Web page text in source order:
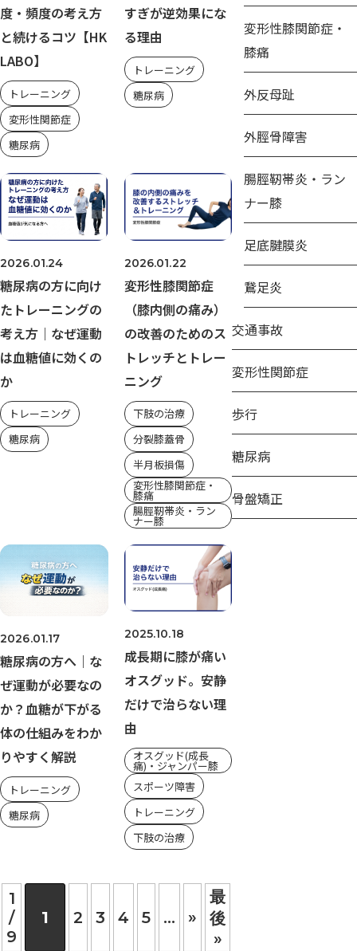
度・頻度の考え方
と続けるコツ【HK
LABO】
トレーニング
変形性関節症
糖尿病
すぎが逆効果にな
る理由
トレーニング
糖尿病
2026.01.24
糖尿病の方に向け
たトレーニングの
考え方｜なぜ運動
は血糖値に効くの
か
トレーニング
糖尿病
2026.01.22
変形性膝関節症
（膝内側の痛み）
の改善のためのス
トレッチとトレー
ニング
下肢の治療
分裂膝蓋骨
半月板損傷
変形性膝関節症・
膝痛
腸脛靭帯炎・ラン
ナー膝
2026.01.17
糖尿病の方へ｜な
ぜ運動が必要なの
か？血糖が下がる
体の仕組みをわか
りやすく解説
トレーニング
糖尿病
2025.10.18
成長期に膝が痛い
オスグッド。安静
だけで治らない理
由
オスグッド(成長
痛)・ジャンパー膝
スポーツ障害
トレーニング
下肢の治療
1
/
9
1 2 3 4 5 ... »
最
後
»
変形性膝関節症・
膝痛
外反母趾
外脛骨障害
腸脛靭帯炎・ラン
ナー膝
足底腱膜炎
鵞足炎
交通事故
変形性関節症
歩行
糖尿病
骨盤矯正